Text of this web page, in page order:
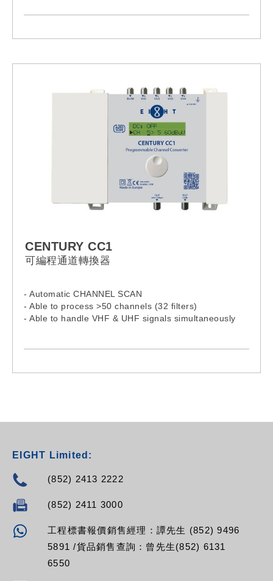
CENTURY CC1
可編程通道轉換器
- Automatic CHANNEL SCAN
- Able to process >50 channels (32 filters)
- Able to handle VHF & UHF signals simultaneously
EIGHT Limited:
(852) 2413 2222
(852) 2411 3000
工程標書報價銷售經理：譚先生 (852) 9496
5891 /貨品銷售查詢：曾先生(852) 6131
6550